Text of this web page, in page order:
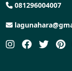
081296004007